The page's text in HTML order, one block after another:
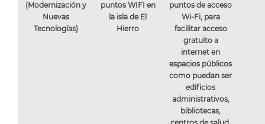
(Modernización y
Nuevas
Tecnologías)
puntos WIFI en
la isla de El
Hierro
puntos de acceso
Wi-Fi, para
facilitar acceso
gratuito a
internet en
espacios públicos
como puedan ser
edificios
administrativos,
bibliotecas,